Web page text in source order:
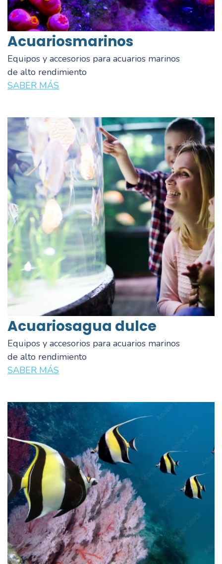
Acuariosmarinos
Equipos y accesorios para acuarios marinos
de alto rendimiento
SABER MÁS
Acuariosagua dulce
Equipos y accesorios para acuarios marinos
de alto rendimiento
SABER MÁS